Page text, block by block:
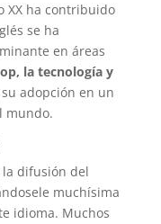
XX ha contribuido
se ha
en áreas
la tecnología y
adopción en un
mundo.
difusión del
muchísima
idioma. Muchos